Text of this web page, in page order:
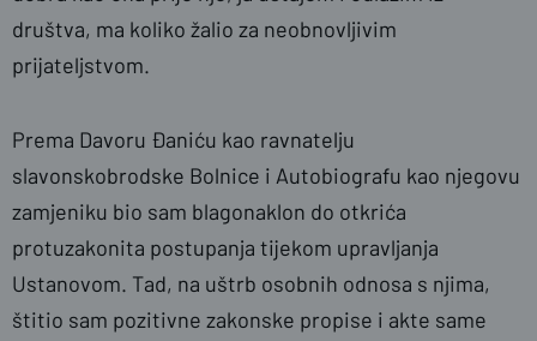
društva, ma koliko žalio za neobnovljivim
prijateljstvom.
Prema Davoru Đaniću kao ravnatelju
slavonskobrodske Bolnice i Autobiografu kao njegovu
zamjeniku bio sam blagonaklon do otkrića
protuzakonita postupanja tijekom upravljanja
Ustanovom. Tad, na uštrb osobnih odnosa s njima,
štitio sam pozitivne zakonske propise i akte same